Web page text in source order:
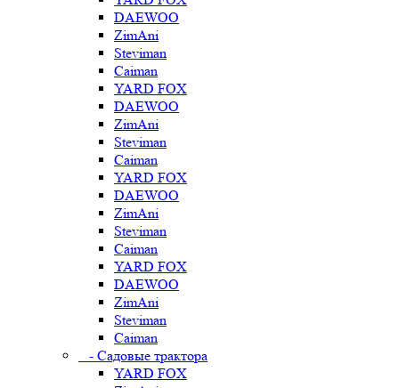
DAEWOO
ZimAni
Steviman
Caiman
YARD FOX
DAEWOO
ZimAni
Steviman
Caiman
YARD FOX
DAEWOO
ZimAni
Steviman
Caiman
YARD FOX
DAEWOO
ZimAni
Steviman
Caiman
- Садовые трактора
YARD FOX